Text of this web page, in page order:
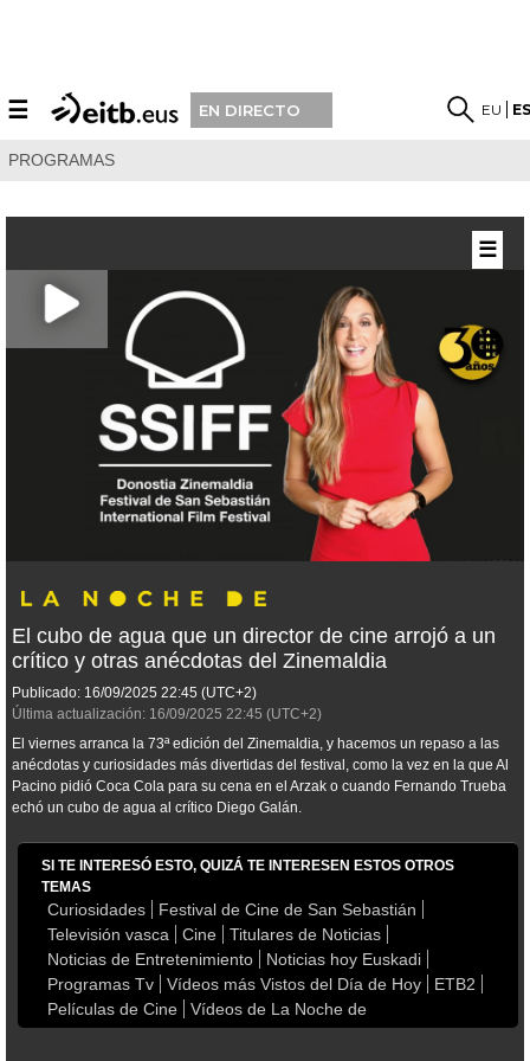
☰ EN DIRECTO EU
PROGRAMAS
El cubo de agua que un director de cine arrojó a un
crítico y otras anécdotas del Zinemaldia
Publicado: 16/09/2025 22:45 (UTC+2)
Última actualización: 16/09/2025 22:45 (UTC+2)
El viernes arranca la 73ª edición del Zinemaldia, y hacemos un repaso a las
anécdotas y curiosidades más divertidas del festival, como la vez en la que Al
Pacino pidió Coca Cola para su cena en el Arzak o cuando Fernando Trueba
echó un cubo de agua al crítico Diego Galán.
SI TE INTERESÓ ESTO, QUIZÁ TE INTERESEN ESTOS OTROS
TEMAS
Curiosidades
Festival de Cine de San Sebastián
Televisión vasca
Cine
Titulares de Noticias
Noticias de Entretenimiento
Noticias hoy Euskadi
Programas Tv
Vídeos más Vistos del Día de Hoy
ETB2
Películas de Cine
Vídeos de La Noche de
☰